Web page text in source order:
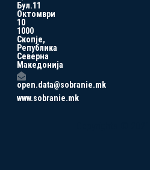
Бул.11
Октомври
10
1000
Скопје,
Република
Северна
Македонија
open.data@sobranie.mk
www.sobranie.mk